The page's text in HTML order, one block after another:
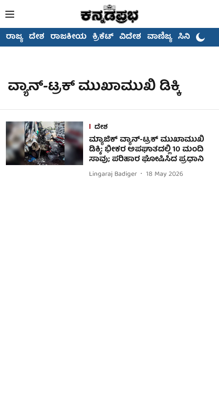
ರಾಜ್ಯ ದೇಶ ರಾಜಕೀಯ ಕ್ರಿಕೆಟ್ ವಿದೇಶ ವಾಣಿಜ್ಯ ಸಿನಿಮಾ
ವ್ಯಾನ್-ಟ್ರಕ್ ಮುಖಾಮುಖಿ ಡಿಕ್ಕಿ
ದೇಶ
ಮ್ಯಾಜಿಕ್ ವ್ಯಾನ್-ಟ್ರಕ್ ಮುಖಾಮುಖಿ
ಡಿಕ್ಕಿ: ಭೀಕರ ಅಪಘಾತದಲ್ಲಿ 10 ಮಂದಿ
ಸಾವು; ಪರಿಹಾರ ಘೋಷಿಸಿದ ಪ್ರಧಾನಿ
Lingaraj Badiger 18 May 2026